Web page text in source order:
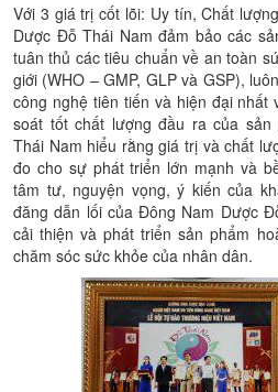
Với 3 giá trị cốt lõi: Uy tín, Chất
Dược Đỗ Thái Nam đảm bảo các
tuân thủ các tiêu chuẩn về an toàn
giới (WHO – GMP, GLP và GSP),
công nghệ tiên tiến và hiện đại nhất
soát tốt chất lượng đầu ra của
Thái Nam hiểu rằng giá trị và chất
đo cho sự phát triển lớn mạnh và
tâm tư, nguyện vọng, ý kiến của
đăng dẫn lối của Đông Nam Dược
cải thiện và phát triển sản phẩm
chăm sóc sức khỏe của nhân dân.